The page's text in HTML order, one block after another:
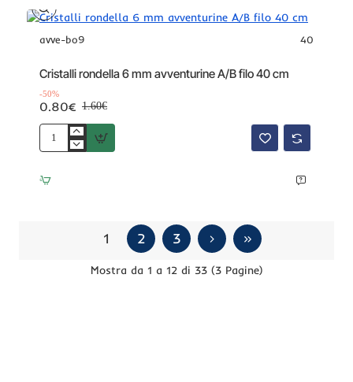
filo
Offerta -50%
avve-bo9 40
Cristalli rondella 6 mm avventurine A/B filo 40 cm
-50%
0.80€ 1.60€
Cristalli
6
mm
1 2 3
Mostra da 1 a 12 di 33 (3 Pagine)